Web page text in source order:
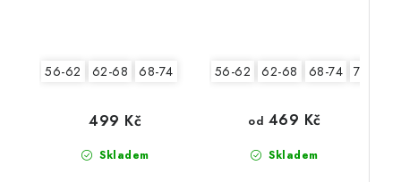
56-62 62-68 68-74
Skladem
499 Kč
56-62 62-68 68-74 74-80
Skladem
od 469 Kč